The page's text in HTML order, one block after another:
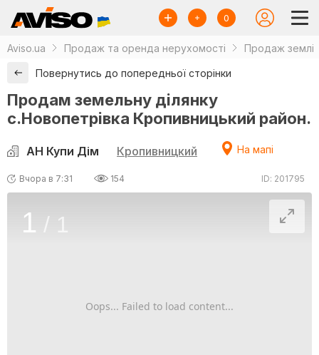
0
Aviso.ua Продаж та оренда нерухомості Продаж землі
Повернутись до попередньої сторінки
Продам земельну ділянку
с.Новопетрівка Кропивницький район.
АН Купи Дім Кропивницкий На мапі
Вчора в 7:31 154 ID: 201795
Oops... Failed to load content...
1 / 1